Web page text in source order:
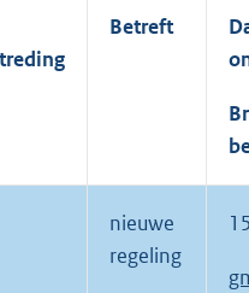
Betreft
nieuwe
regeling